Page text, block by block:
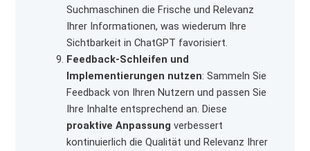
Suchmaschinen die Frische und Relevanz
Ihrer Informationen, was wiederum Ihre
Sichtbarkeit in ChatGPT favorisiert.
Feedback-Schleifen und
Implementierungen nutzen: Sammeln Sie
Feedback von Ihren Nutzern und passen Sie
Ihre Inhalte entsprechend an. Diese
proaktive Anpassung verbessert
kontinuierlich die Qualität und Relevanz Ihrer